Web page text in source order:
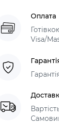
Оплата
Visa/